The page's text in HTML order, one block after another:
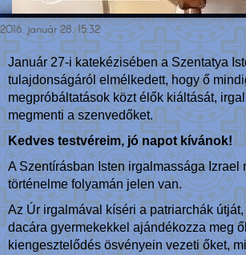
2016. január 28. 15:32
Január 27-i katekézisében a Szentatya
tulajdonságáról elmélkedett, hogy ő
megpróbáltatások közt élők kiáltását,
megmenti a szenvedőket.
Kedves testvéreim, jó napot kívánok!
A Szentírásban Isten irgalmassága Izrael
történelme folyamán jelen van.
Az Úr irgalmával kíséri a patriarchák
dacára gyermekekkel ajándékozza meg
kiengesztelődés ösvényein vezeti őket,